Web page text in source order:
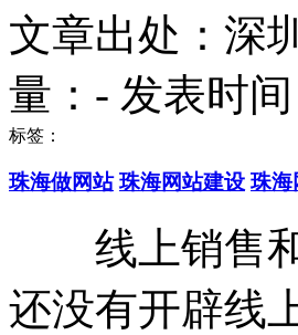
文章出处：深
量： - 发表时
标签：
珠海做网站 珠海网站建设 珠海
线上销售和
还没有开辟线